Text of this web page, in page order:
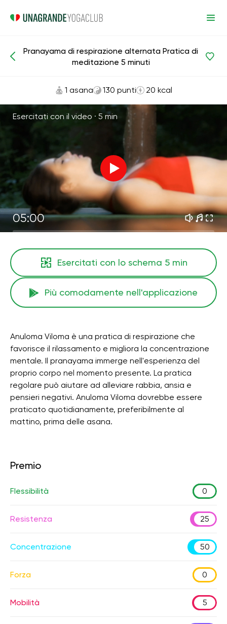
Meditazioni e respirazione Respiro
Pranayama di respirazione alternata Pratica di
meditazione 5 minuti
1 asana 130 punti 20 kcal
Esercitati con il video · 5 min
05:00
Esercitati con lo schema 5 min
Più comodamente nell'applicazione
Anuloma Viloma è una pratica di respirazione che
favorisce il rilassamento e migliora la concentrazione
mentale. Il pranayama immerge nell'esperienza del
proprio corpo nel momento presente. La pratica
regolare può aiutare ad alleviare rabbia, ansia e
pensieri negativi. Anuloma Viloma dovrebbe essere
praticato quotidianamente, preferibilmente al
mattino, prima delle asana.
Premio
Flessibilità 0
Resistenza 25
Concentrazione 50
Forza 0
Mobilità 5